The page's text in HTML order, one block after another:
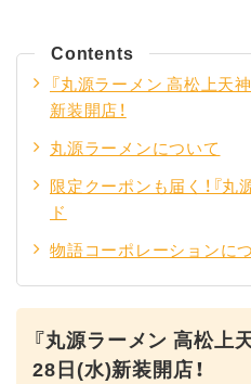
Contents
『丸源ラーメン 高松上天
新装開店！
丸源ラーメンについて
限定クーポンも届く！『
ド
物語コーポレーションに
『丸源ラーメン 高松上
28日(水)新装開店！